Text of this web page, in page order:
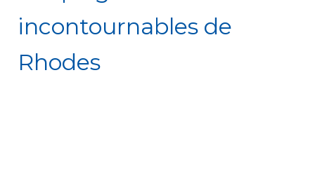
incontournables de
Rhodes